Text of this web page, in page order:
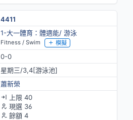
4411
1-大一體育：體適能/ 游泳
Fitness / Swim 模擬
0-0
星期三/3,4[游泳池]
蕭新榮
上限 40
現選 36
餘額 4